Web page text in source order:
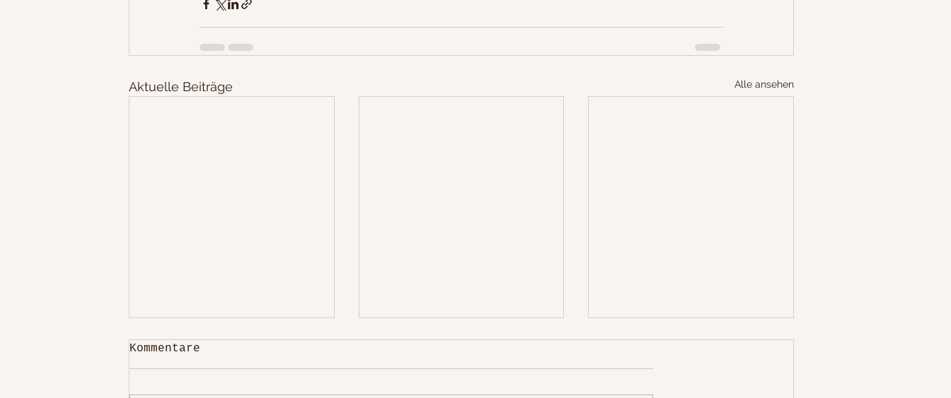
Aktuelle Beiträge Alle ansehen
Kommentare